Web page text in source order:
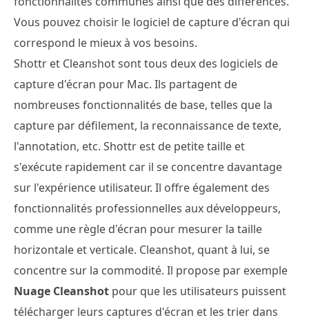
Vous pouvez choisir le logiciel de capture d'écran qui
correspond le mieux à vos besoins.
Shottr et Cleanshot sont tous deux des logiciels de
capture d'écran pour Mac. Ils partagent de
nombreuses fonctionnalités de base, telles que la
capture par défilement, la reconnaissance de texte,
l'annotation, etc. Shottr est de petite taille et
s'exécute rapidement car il se concentre davantage
sur l'expérience utilisateur. Il offre également des
fonctionnalités professionnelles aux développeurs,
comme une règle d'écran pour mesurer la taille
horizontale et verticale. Cleanshot, quant à lui, se
concentre sur la commodité. Il propose par exemple
Nuage Cleanshot pour que les utilisateurs puissent
télécharger leurs captures d'écran et les trier dans